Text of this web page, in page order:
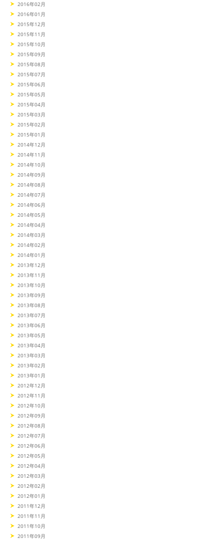
2016年02月
2016年01月
2015年12月
2015年11月
2015年10月
2015年09月
2015年08月
2015年07月
2015年06月
2015年05月
2015年04月
2015年03月
2015年02月
2015年01月
2014年12月
2014年11月
2014年10月
2014年09月
2014年08月
2014年07月
2014年06月
2014年05月
2014年04月
2014年03月
2014年02月
2014年01月
2013年12月
2013年11月
2013年10月
2013年09月
2013年08月
2013年07月
2013年06月
2013年05月
2013年04月
2013年03月
2013年02月
2013年01月
2012年12月
2012年11月
2012年10月
2012年09月
2012年08月
2012年07月
2012年06月
2012年05月
2012年04月
2012年03月
2012年02月
2012年01月
2011年12月
2011年11月
2011年10月
2011年09月